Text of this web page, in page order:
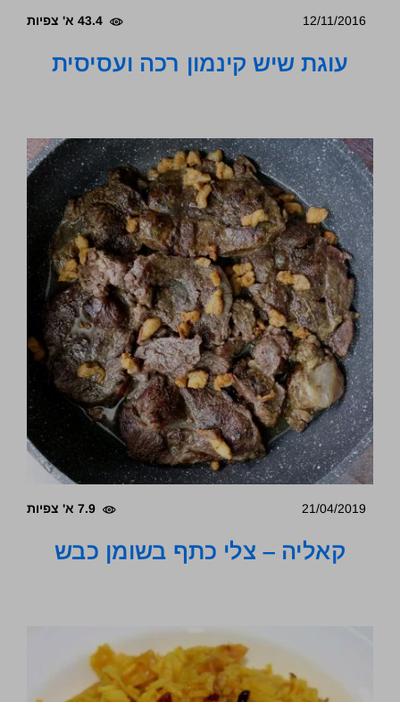
12/11/2016 43.4 א' צפיות
עוגת שיש קינמון רכה ועסיסית
21/04/2019 7.9 א' צפיות
קאליה – צלי כתף בשומן כבש